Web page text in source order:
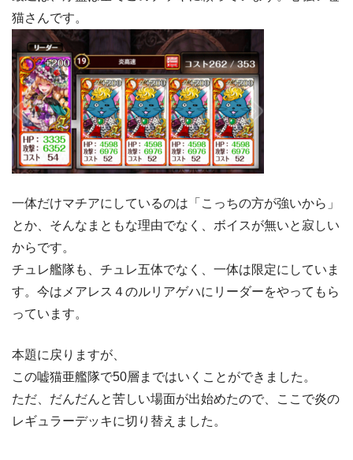
猫さんです。
一体だけマチアにしているのは「こっちの方が強いから」
とか、そんなまともな理由でなく、ボイスが無いと寂しい
からです。
チュレ艦隊も、チュレ五体でなく、一体は限定にしていま
す。今はメアレス４のルリアゲハにリーダーをやってもら
っています。
本題に戻りますが、
この嘘猫亜艦隊で50層まではいくことができました。
ただ、だんだんと苦しい場面が出始めたので、ここで炎の
レギュラーデッキに切り替えました。